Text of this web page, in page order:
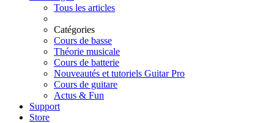
Tous les articles
Catégories
Cours de basse
Théorie musicale
Cours de batterie
Nouveautés et tutoriels Guitar Pro
Cours de guitare
Actus & Fun
Support
Store